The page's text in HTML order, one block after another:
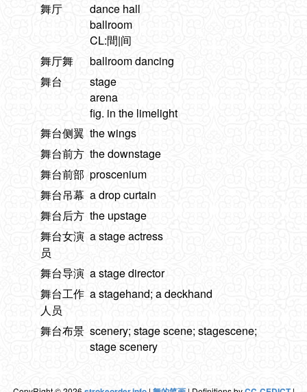
舞厅
dance hall
ballroom
CL:間|间
舞厅舞
ballroom dancing
舞台
stage
arena
fig. in the limelight
舞台侧翼 the wings
舞台前方 the downstage
舞台前部 proscenium
舞台吊幕 a drop curtain
舞台后方 the upstage
舞台女演
员
a stage actress
舞台导演 a stage director
舞台工作
人员
a stagehand; a deckhand
舞台布景 scenery; stage scene; stagescene;
stage scenery